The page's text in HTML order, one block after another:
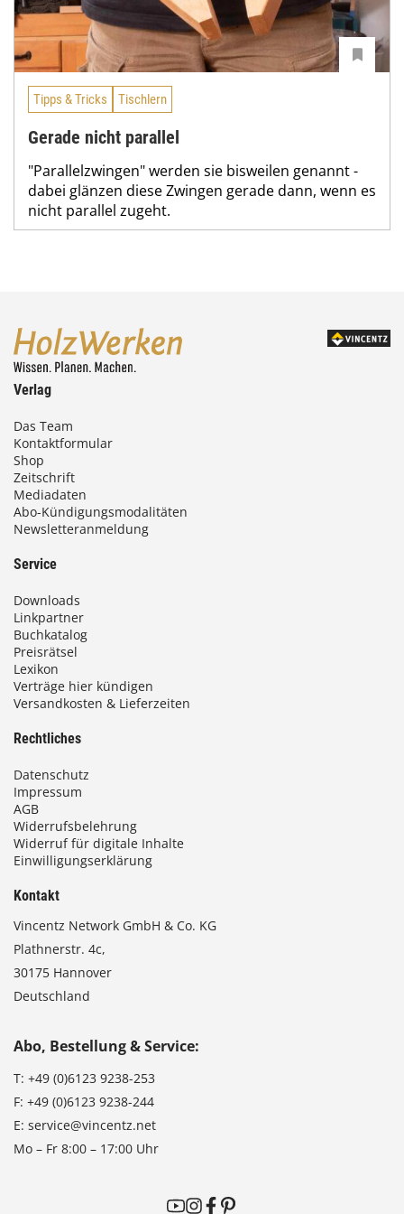
Tipps & Tricks Tischlern
Gerade nicht parallel
"Parallelzwingen" werden sie bisweilen genannt -
dabei glänzen diese Zwingen gerade dann, wenn es
nicht parallel zugeht.
Verlag
Das Team
Kontaktformular
Shop
Zeitschrift
Mediadaten
Abo-Kündigungsmodalitäten
Newsletteranmeldung
Service
Downloads
Linkpartner
Buchkatalog
Preisrätsel
Lexikon
Verträge hier kündigen
Versandkosten & Lieferzeiten
Rechtliches
Datenschutz
Impressum
AGB
Widerrufsbelehrung
Widerruf für digitale Inhalte
Einwilligungserklärung
Kontakt
Vincentz Network GmbH & Co. KG
Plathnerstr. 4c,
30175 Hannover
Deutschland
Abo, Bestellung & Service:
T: +49 (0)6123 9238-253
F: +49 (0)6123 9238-244
E: service@vincentz.net
Mo – Fr 8:00 – 17:00 Uhr